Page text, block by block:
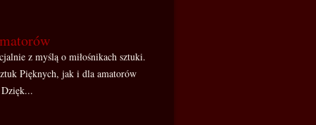
z myślą o miłośnikach sztuki.
Pięknych, jak i dla amatorów